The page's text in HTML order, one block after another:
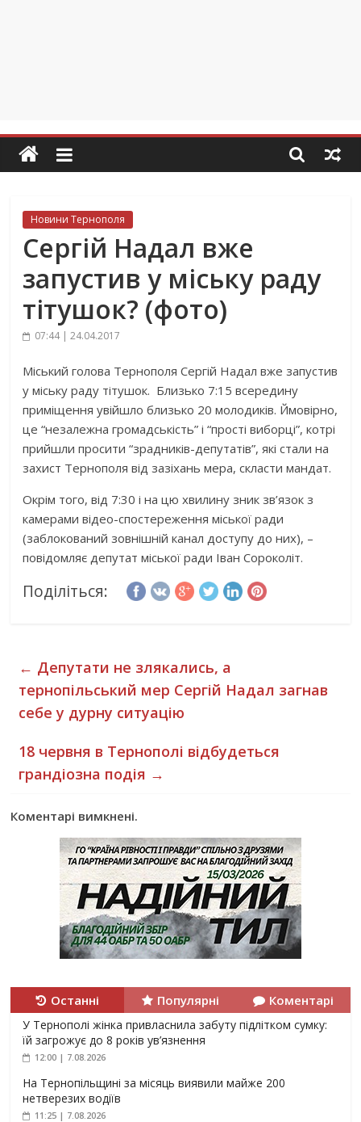
Новини Тернополя
Сергій Надал вже
запустив у міську раду
тітушок? (фото)
07:44 | 24.04.2017
Міський голова Тернополя Сергій Надал вже запустив
у міську раду тітушок. Близько 7:15 всередину
приміщення увійшло близько 20 молодиків. Ймовірно,
це “незалежна громадськість” і “прості виборці”, котрі
прийшли просити “зрадників-депутатів”, які стали на
захист Тернополя від зазіхань мера, скласти мандат.
Окрім того, від 7:30 і на цю хвилину зник зв’язок з
камерами відео-спостереження міської ради
(заблокований зовнішній канал доступу до них), –
повідомляє депутат міської ради Іван Сороколіт.
Поділіться:
← Депутати не злякались, а
тернопільський мер Сергій Надал загнав
себе у дурну ситуацію
18 червня в Тернополі відбудеться
грандіозна подія →
Коментарі вимкнені.
Останні Популярні Коментарі
У Тернополі жінка привласнила забуту підлітком сумку:
їй загрожує до 8 років ув’язнення
12:00 | 7.08.2026
На Тернопільщині за місяць виявили майже 200
нетверезих водіїв
11:25 | 7.08.2026